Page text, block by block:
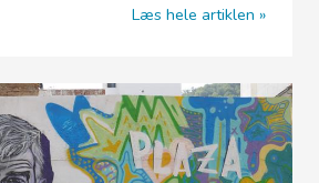
Læs hele artiklen